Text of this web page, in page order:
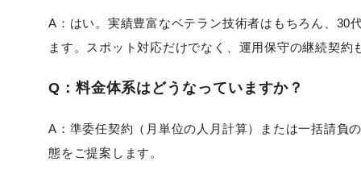
A：はい。実績豊富なベテラン技術者はもちろん、30
ます。スポット対応だけでなく、運用保守の継続契約
Q：料金体系はどうなっていますか？
A：準委任契約（月単位の人月計算）または一括請負
態をご提案します。